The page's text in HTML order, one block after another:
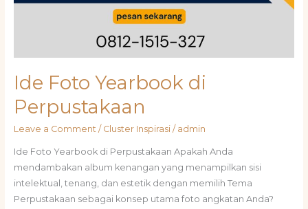
Ide Foto Yearbook di
Perpustakaan
Leave a Comment / Cluster Inspirasi/ admin
Ide Foto Yearbook di Perpustakaan Apakah Anda
mendambakan album kenangan yang menampilkan sisi
intelektual, tenang, dan estetik dengan memilih Tema
Perpustakaan sebagai konsep utama foto angkatan Anda?